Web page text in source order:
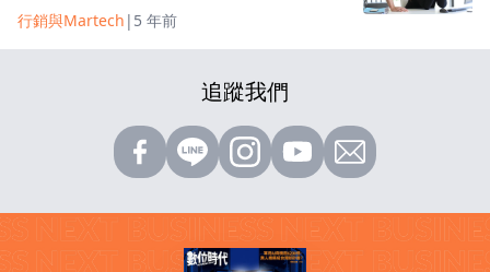
行銷與Martech | 5 年前
追蹤我們